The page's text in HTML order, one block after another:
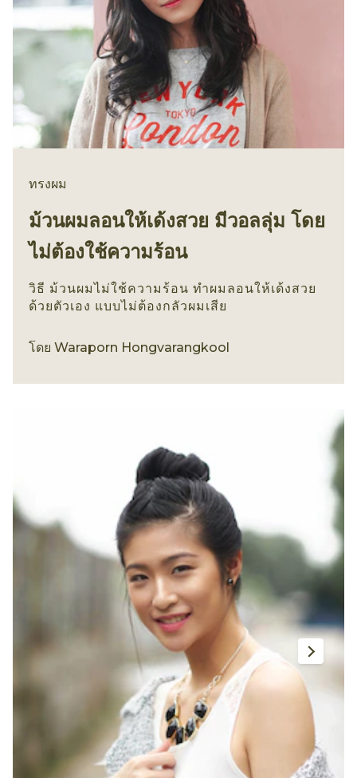
ผมง่ายๆ | by Brinkkty
สวย กับผมหน้าม้าคิวท์ๆ
ทรงผม
ม้วนผมลอนให้เด้งสวย มีวอลลุ่ม โดย
ไม่ต้องใช้ความร้อน
วิธี ม้วนผมไม่ใช้ความร้อน ทำผมลอนให้เด้งสวย
ด้วยตัวเอง แบบไม่ต้องกลัวผมเสีย
Waraporn Hongvarangkoolทรงผม